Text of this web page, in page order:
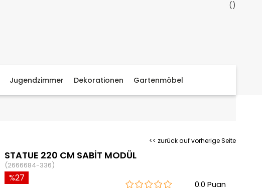
Jugendzimmer Dekorationen Gartenmöbel
<< zurück auf vorherige Seite
STATUE 220 CM SABİT MODÜL
(2666684-336)
0.0
27